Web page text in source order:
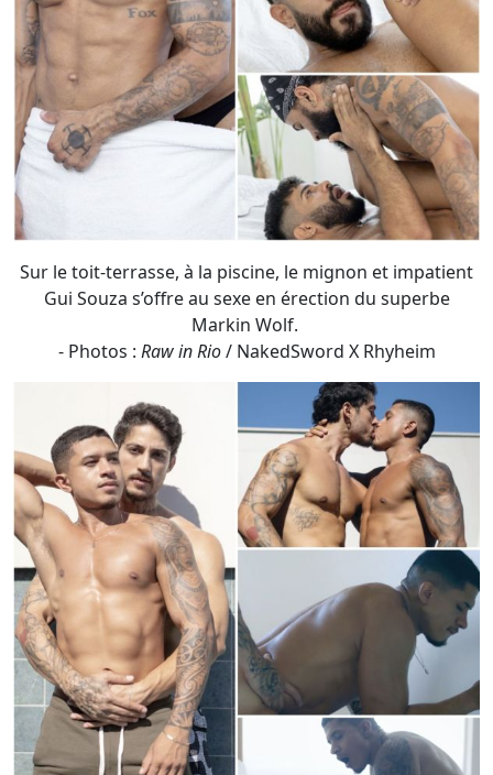
Sur le toit-terrasse, à la piscine, le mignon et impatient
Gui Souza s’offre au sexe en érection du superbe
Markin Wolf.
/ NakedSword X Rhyheim